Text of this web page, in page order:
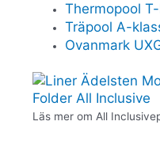
Thermopool
Träpool A-
Ovanmark
Folder All Inclusive
Läs mer om All